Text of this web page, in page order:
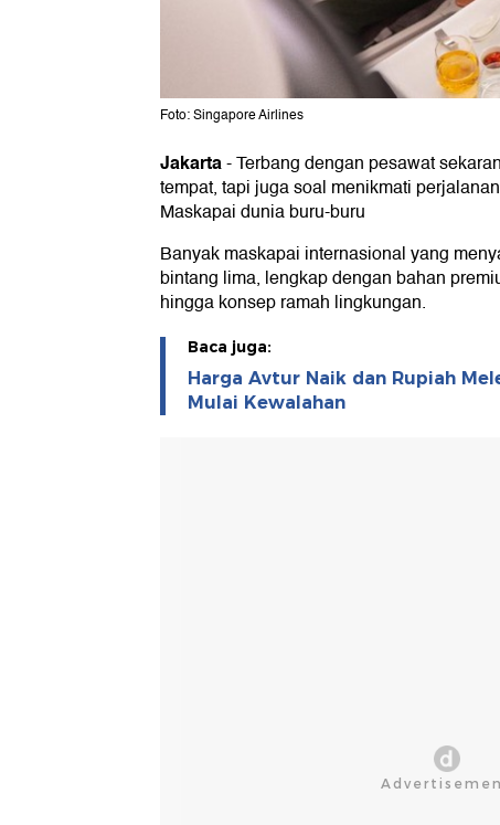
Foto: Singapore Airlines
Jakarta-Terbang dengan pesawat
tempat, tapi juga soal menikmati
Maskapai dunia buru-buru
Banyak maskapai internasional yang
bintang lima, lengkap dengan bahan
hingga konsep ramah lingkungan.
Baca juga:
Harga Avtur Naik dan Rupiah
Mulai Kewalahan